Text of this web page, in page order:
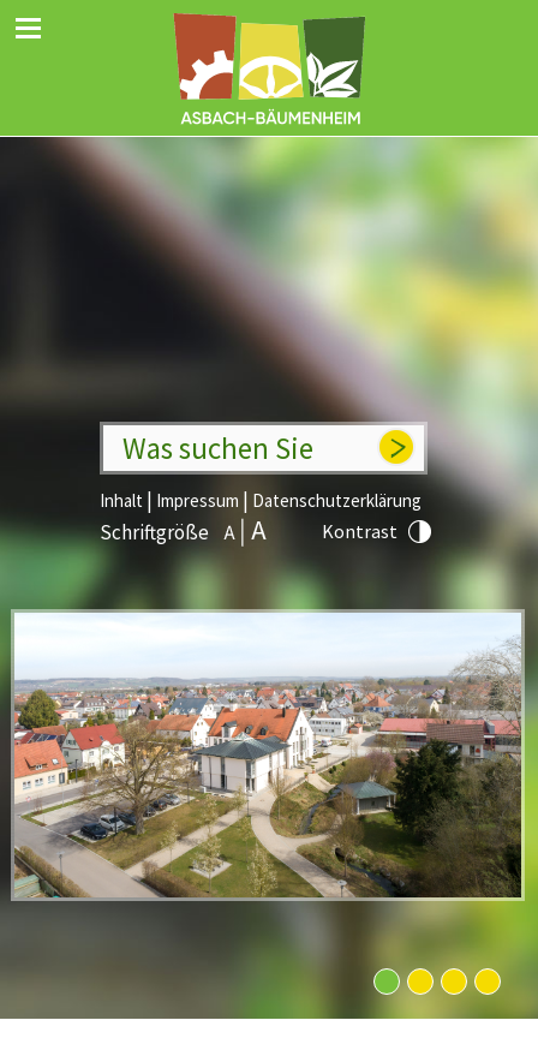
Was suchen Sie
Inhalt | Impressum | Datenschutzerklärung
Schriftgröße Kontrast